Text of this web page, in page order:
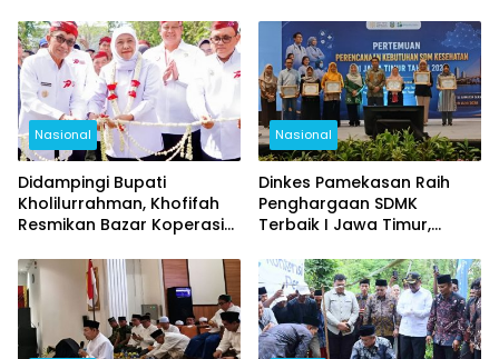
Kesehatan, dan Pertanian
Nasional
Didampingi Bupati
Kholilurrahman, Khofifah
Resmikan Bazar Koperasi
Jadi Pusat Hari Koperasi
Jatim 2026
Nasional
Dinkes Pamekasan Raih
Penghargaan SDMK
Terbaik I Jawa Timur,
Bojonegoro